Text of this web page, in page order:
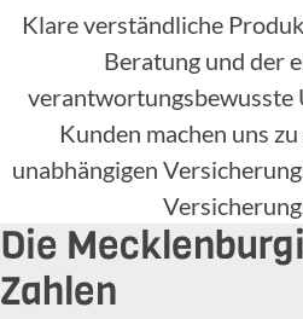
Klare verständliche
Beratung und der
verantwortungsbewusste
Kunden machen uns
unabhängigen
Die
Zahlen